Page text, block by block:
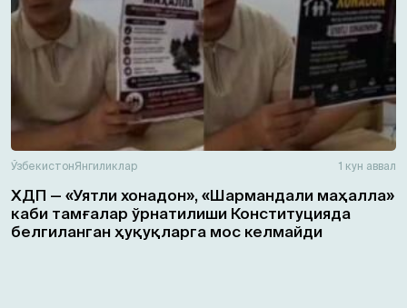
ЎзбекистонЯнгиликлар 1 кун аввал
ХДП — «Уятли хонадон», «Шармандали маҳалла»
каби тамғалар ўрнатилиши Конституцияда
белгиланган ҳуқуқларга мос келмайди